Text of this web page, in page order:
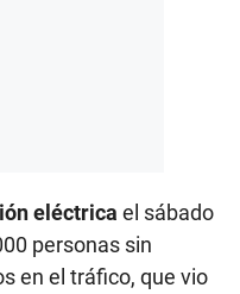
eléctrica el sábado
personas sin
en el tráfico, que vio